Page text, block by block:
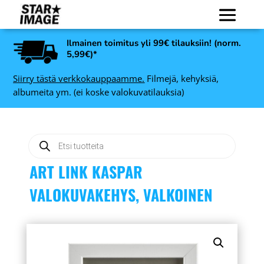
Ilmainen toimitus yli 99€ tilauksiin! (norm.
5,99€)*
Siirry tästä verkkokauppaamme. Filmejä, kehyksiä,
albumeita ym. (ei koske valokuvatilauksia)
search
ART LINK KASPAR
VALOKUVAKEHYS, VALKOINEN
Nedis HDMI - HDMI